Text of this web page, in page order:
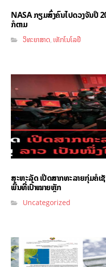
NASA ກຽມສົ່ງຄົນໄປດວງຈັນປີ
ກໍຕາມ
ວິທະຍາສາດ,ເທັກໂນໂລຢີ
ສະຫະລັດ ເປີດສາກທະລາຍກຸ່ມຄໍເ
ພື້ນທີ່ເປົ້າໝາຍຫຼັກ
Uncategorized